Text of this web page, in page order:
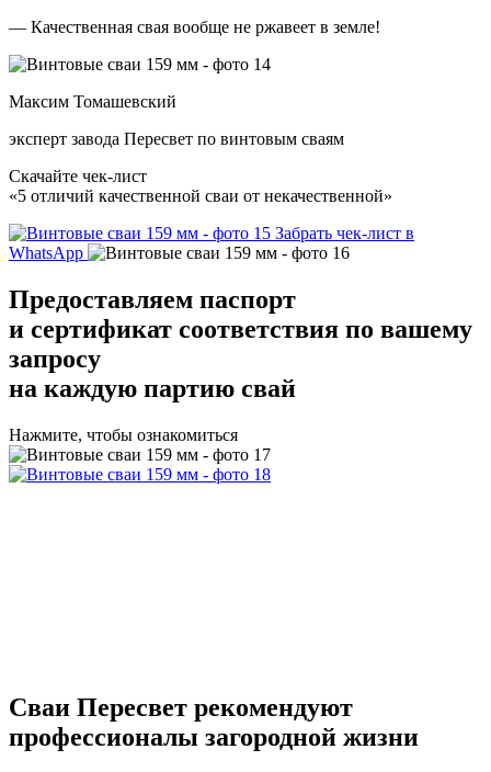
— Качественная свая вообще не ржавеет в земле!
Максим Томашевский
эксперт завода Пересвет по винтовым сваям
Скачайте чек-лист
«5 отличий качественной сваи от некачественной»
Забрать чек-лист в
WhatsApp
Предоставляем паспорт
и сертификат соответствия по вашему
запросу
на каждую партию свай
Нажмите, чтобы ознакомиться
Сваи Пересвет рекомендуют
профессионалы загородной жизни